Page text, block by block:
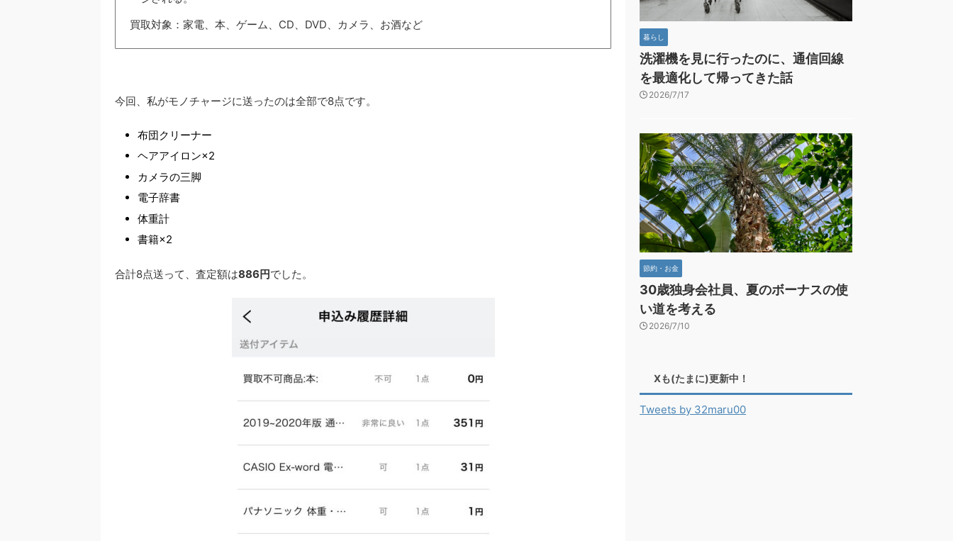
買取対象：家電、本、ゲーム、CD、DVD、カメラ、お酒など
今回、私がモノチャージに送ったのは全部で8点です。
布団クリーナー
ヘアアイロン×2
カメラの三脚
電子辞書
体重計
書籍×2
合計8点送って、査定額は886円でした。
暮らし
洗濯機を見に行ったのに、通信回線
を最適化して帰ってきた話
2026/7/17
節約・お金
30歳独身会社員、夏のボーナスの使
い道を考える
2026/7/10
Xも(たまに)更新中！
Tweets by 32maru00